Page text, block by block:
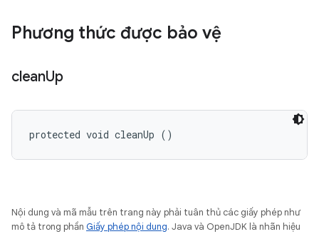
Phương thức được bảo vệ
cleanUp
protected void cleanUp ()
Nội dung và mã mẫu trên trang này phải tuân thủ các giấy phép như
mô tả trong phần Giấy phép nội dung. Java và OpenJDK là nhãn hiệu